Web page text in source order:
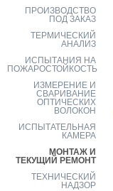
ПРОИЗВОДСТВО
ПОД ЗАКАЗ
ТЕРМИЧЕСКИЙ
АНАЛИЗ
ИСПЫТАНИЯ НА
ПОЖАРОСТОЙКОСТЬ
ИЗМЕРЕНИЕ И
СВАРИВАНИЕ
ОПТИЧЕСКИХ
ВОЛОКОН
ИСПЫТАТЕЛЬНАЯ
КАМЕРА
МОНТАЖ И
ТЕКУЩИЙ РЕМОНТ
ТЕХНИЧЕСКИЙ
НАДЗОР